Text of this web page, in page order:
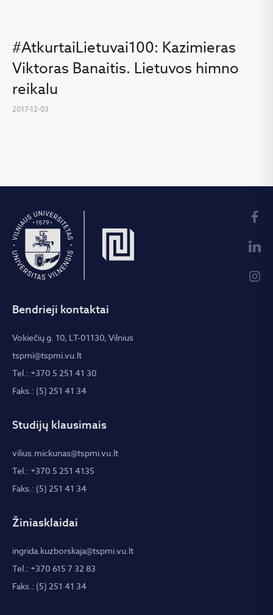
#AtkurtaiLietuvai100: Kazimieras
Viktoras Banaitis. Lietuvos himno
reikalu
2017-12-03
Bendrieji kontaktai
Vokiečių g. 10, LT-01130, Vilnius
tspmi@tspmi.vu.lt
Tel.: +370 5 251 41 30
Faks.: (5) 251 41 34
Studijų klausimais
vilius.mickunas@tspmi.vu.lt
Tel.: +370 5 251 4135
Faks.: (5) 251 41 34
Žiniasklaidai
ingrida.kuzborskaja@tspmi.vu.lt
Tel.: +370 615 7 32 83
Faks.: (5) 251 41 34